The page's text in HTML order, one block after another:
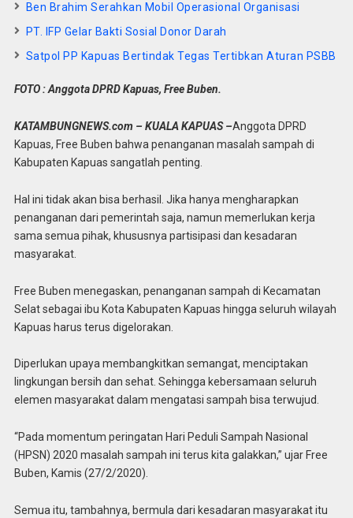
Ben Brahim Serahkan Mobil Operasional Organisasi
PT. IFP Gelar Bakti Sosial Donor Darah
Satpol PP Kapuas Bertindak Tegas Tertibkan Aturan PSBB
FOTO : Anggota DPRD Kapuas, Free Buben.
KATAMBUNGNEWS.com – KUALA KAPUAS –Anggota DPRD
Kapuas, Free Buben bahwa penanganan masalah sampah di
Kabupaten Kapuas sangatlah penting.
Hal ini tidak akan bisa berhasil. Jika hanya mengharapkan
penanganan dari pemerintah saja, namun memerlukan kerja
sama semua pihak, khususnya partisipasi dan kesadaran
masyarakat.
Free Buben menegaskan, penanganan sampah di Kecamatan
Selat sebagai ibu Kota Kabupaten Kapuas hingga seluruh wilayah
Kapuas harus terus digelorakan.
Diperlukan upaya membangkitkan semangat, menciptakan
lingkungan bersih dan sehat. Sehingga kebersamaan seluruh
elemen masyarakat dalam mengatasi sampah bisa terwujud.
“Pada momentum peringatan Hari Peduli Sampah Nasional
(HPSN) 2020 masalah sampah ini terus kita galakkan,” ujar Free
Buben, Kamis (27/2/2020).
Semua itu, tambahnya, bermula dari kesadaran masyarakat itu